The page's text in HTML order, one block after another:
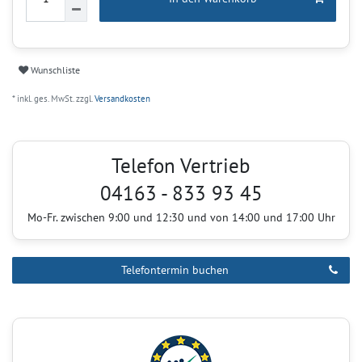
Wunschliste
* inkl. ges. MwSt. zzgl.Versandkosten
Telefon Vertrieb
04163 - 833 93 45
Mo-Fr. zwischen 9:00 und 12:30 und von 14:00 und 17:00 Uhr
Telefontermin buchen